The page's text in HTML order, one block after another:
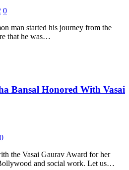
0
man started his journey from the
that he was…
Bansal Honored With Vasai
0
the Vasai Gaurav Award for her
and social work. Let us…